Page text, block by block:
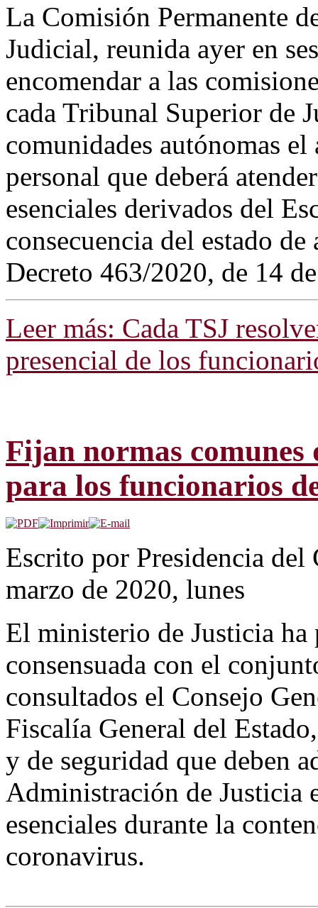
La Comisión Permanente
Judicial, reunida ayer en
encomendar a las
cada Tribunal Superior de
comunidades autónomas el
personal que deberá
esenciales derivados del
consecuencia del estado
Decreto 463/2020, de 14
Leer más: Cada TSJ
presencial de los
Fijan normas comunes
para los funcionarios
Escrito por Presidencia
marzo de 2020, lunes
El ministerio de Justicia
consensuada con el
consultados el Consejo
Fiscalía General del
y de seguridad que deben
Administración de Justicia
esenciales durante la
coronavirus.